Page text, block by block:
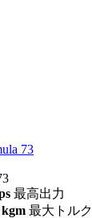
73
最高出力
kgm 最大トルク